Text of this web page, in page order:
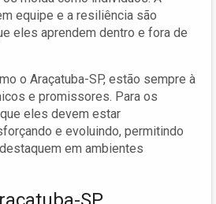
equipe e a resiliência são
eles aprendem dentro e fora de
o Araçatuba-SP, estão sempre à
e promissores. Para os
eles devem estar
e evoluindo, permitindo
em ambientes